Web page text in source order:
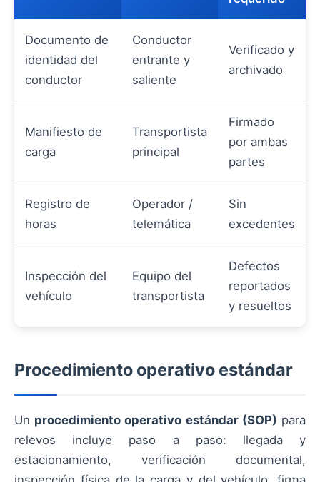
Documento de
identidad del
conductor
Conductor
entrante y
saliente
Verificado y
archivado
Manifiesto de
carga
Transportista
principal
Firmado
por ambas
partes
Registro de
horas
Operador /
telemática
Sin
excedentes
Inspección del
vehículo
Equipo del
transportista
Defectos
reportados
y resueltos
Procedimiento operativo estándar
Un procedimiento operativo estándar (SOP) para
relevos incluye paso a paso: llegada y
estacionamiento, verificación documental,